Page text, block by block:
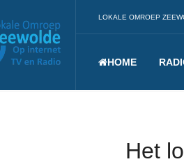
LOKALE OMROEP
HOME
Het